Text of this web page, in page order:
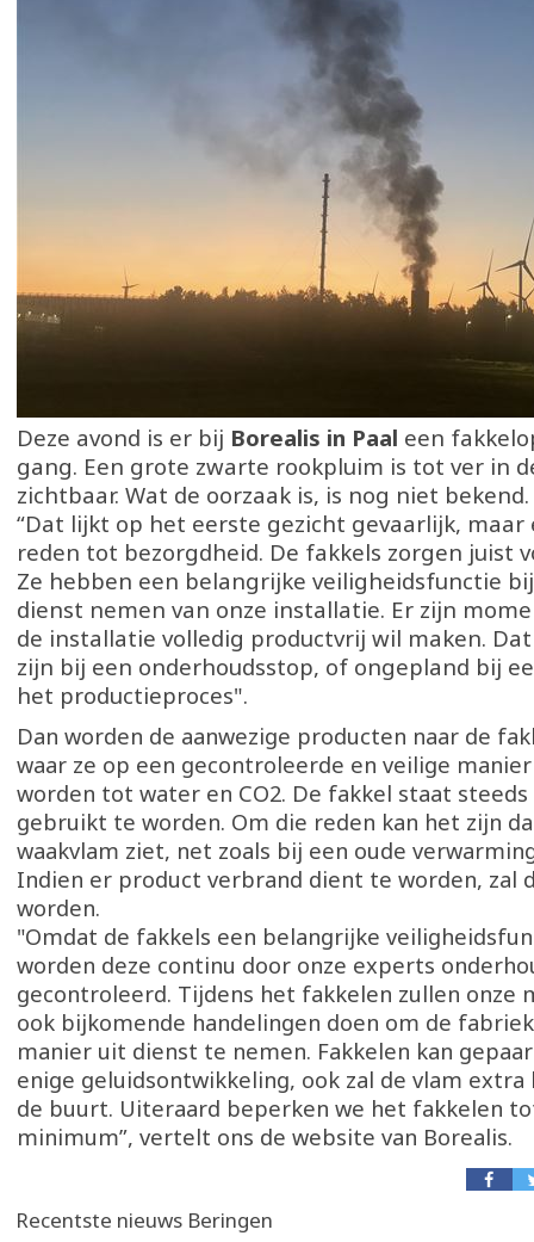
Deze avond is er bij Borealis in Paal een
gang. Een grote zwarte rookpluim is tot ver in
zichtbaar. Wat de oorzaak is, is nog niet bekend.
“Dat lijkt op het eerste gezicht gevaarlijk, maar
reden tot bezorgdheid. De fakkels zorgen juist
Ze hebben een belangrijke veiligheidsfunctie
dienst nemen van onze installatie. Er zijn
de installatie volledig productvrij wil maken.
zijn bij een onderhoudsstop, of ongepland bij
het productieproces".
Dan worden de aanwezige producten naar de
waar ze op een gecontroleerde en veilige
worden tot water en CO2. De fakkel staat
gebruikt te worden. Om die reden kan het zijn
waakvlam ziet, net zoals bij een oude
Indien er product verbrand dient te worden, zal
worden.
"Omdat de fakkels een belangrijke
worden deze continu door onze experts
gecontroleerd. Tijdens het fakkelen zullen onze
ook bijkomende handelingen doen om de
manier uit dienst te nemen. Fakkelen kan
enige geluidsontwikkeling, ook zal de vlam extra
de buurt. Uiteraard beperken we het fakkelen
minimum”, vertelt ons de website van Borealis.
Recentste nieuws Beringen